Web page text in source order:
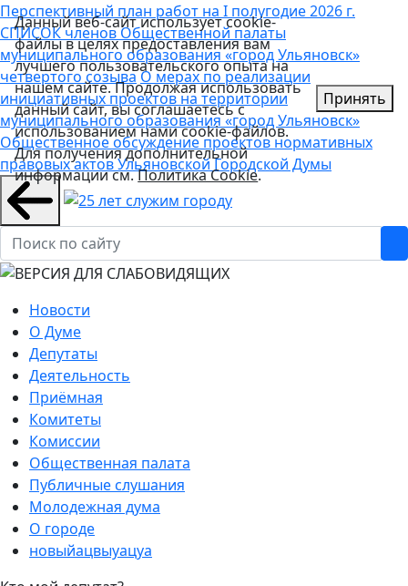
Перспективный план работ на I полугодие 2026 г.
СПИСОК членов Общественной палаты
муниципального образования «город Ульяновск»
четвертого созываО мерах по реализации
инициативных проектов на территории
муниципального образования «город Ульяновск»
Общественное обсуждение проектов нормативных
правовых актов Ульяновской Городской Думы
Новости
О Думе
Депутаты
Деятельность
Приёмная
Комитеты
Комиссии
Общественная палата
Публичные слушания
Молодежная дума
О городе
новыйацвыуацуа
Данный веб-сайт использует cookie-
файлы в целях предоставления вам
лучшего пользовательского опыта на
нашем сайте. Продолжая использовать
данный сайт, вы соглашаетесь с
использованием нами cookie-файлов.
Для получения дополнительной
информации см.Политика Cookie.
Принять